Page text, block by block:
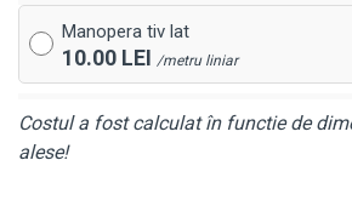
Manopera tiv lat
10.00 LEI /metru liniar
Costul a fost calculat în functie de
alese!